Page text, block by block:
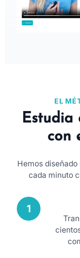
EL
Estudia
con
Hemos
cada minuto
1